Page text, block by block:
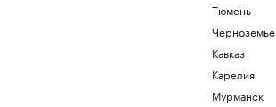
Тюмень
Черноземье
Кавказ
Карелия
Мурманск